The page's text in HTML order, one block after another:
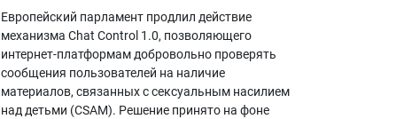
Европейский парламент продлил действие
механизма Chat Control 1.0, позволяющего
интернет-платформам добровольно проверять
сообщения пользователей на наличие
материалов, связанных с сексуальным насилием
над детьми (CSAM). Решение принято на фоне